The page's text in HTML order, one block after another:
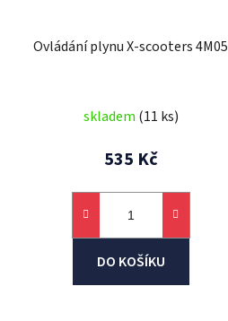
Ovládání plynu X-scooters 4M05
skladem (11 ks)
535 Kč
DO KOŠÍKU